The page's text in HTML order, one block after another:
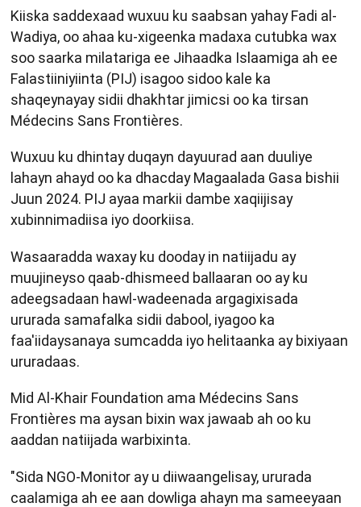
Kiiska saddexaad wuxuu ku saabsan yahay Fadi al-
Wadiya, oo ahaa ku-xigeenka madaxa cutubka wax
soo saarka milatariga ee Jihaadka Islaamiga ah ee
Falastiiniyiinta (PIJ) isagoo sidoo kale ka
shaqeynayay sidii dhakhtar jimicsi oo ka tirsan
Médecins Sans Frontières.
Wuxuu ku dhintay duqayn dayuurad aan duuliye
lahayn ahayd oo ka dhacday Magaalada Gasa bishii
Juun 2024. PIJ ayaa markii dambe xaqiijisay
xubinnimadiisa iyo doorkiisa.
Wasaaradda waxay ku dooday in natiijadu ay
muujineyso qaab-dhismeed ballaaran oo ay ku
adeegsadaan hawl-wadeenada argagixisada
ururada samafalka sidii dabool, iyagoo ka
faa'iidaysanaya sumcadda iyo helitaanka ay bixiyaan
ururadaas.
Mid Al-Khair Foundation ama Médecins Sans
Frontières ma aysan bixin wax jawaab ah oo ku
aaddan natiijada warbixinta.
"Sida NGO-Monitor ay u diiwaangelisay, ururada
caalamiga ah ee aan dowliga ahayn ma sameeyaan